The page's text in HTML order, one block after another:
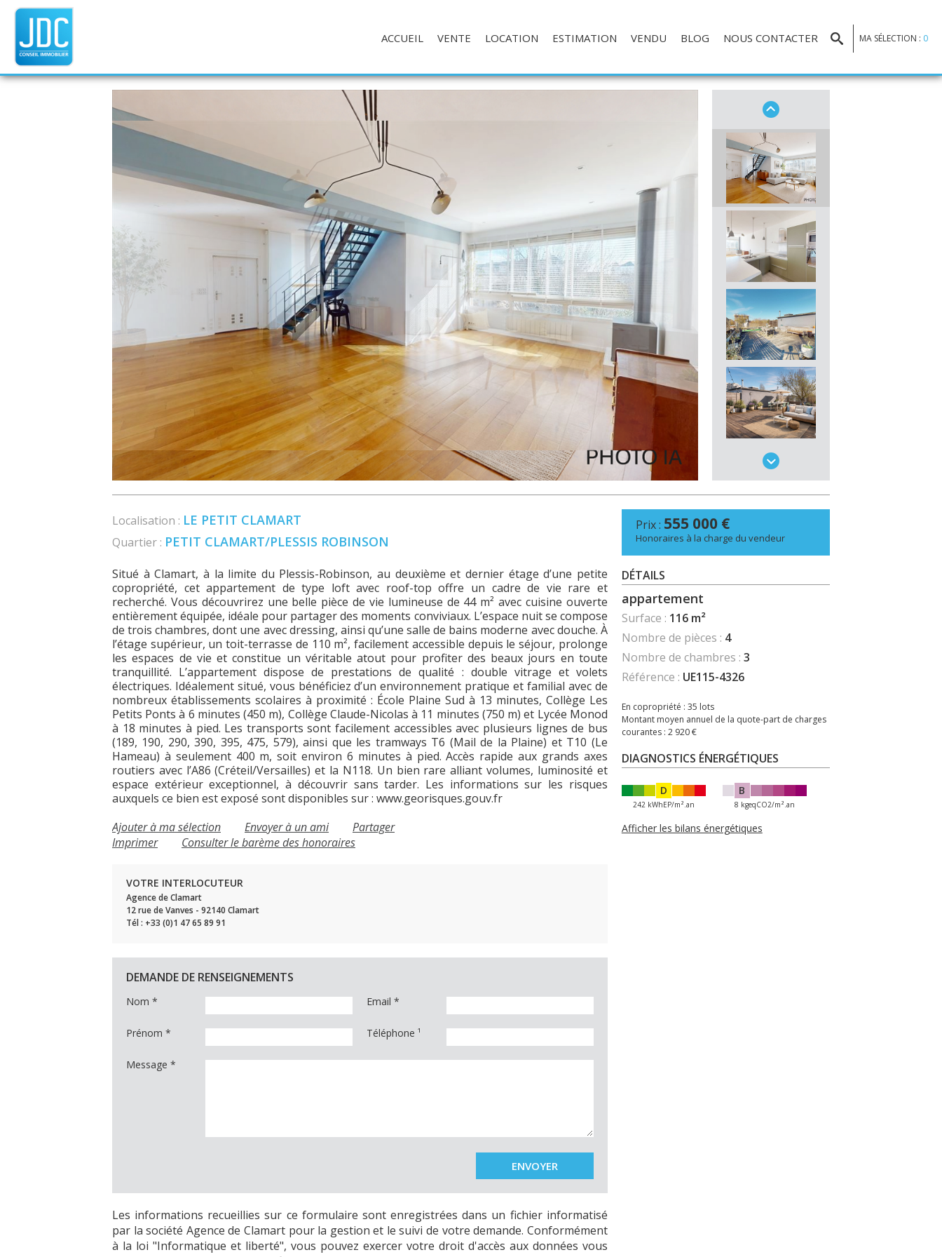
ACCUEIL VENTE LOCATION ESTIMATION VENDU BLOG NOUS CONTACTER MA SÉLECTION : 0
Localisation : LE PETIT CLAMART
Quartier : PETIT CLAMART/PLESSIS ROBINSON
Situé à Clamart, à la limite du Plessis-Robinson, au deuxième et dernier étage d’une petite
copropriété, cet appartement de type loft avec roof-top offre un cadre de vie rare et
recherché. Vous découvrirez une belle pièce de vie lumineuse de 44 m² avec cuisine ouverte
entièrement équipée, idéale pour partager des moments conviviaux. L’espace nuit se compose
de trois chambres, dont une avec dressing, ainsi qu’une salle de bains moderne avec douche. À
l’étage supérieur, un toit-terrasse de 110 m², facilement accessible depuis le séjour, prolonge
les espaces de vie et constitue un véritable atout pour profiter des beaux jours en toute
tranquillité. L’appartement dispose de prestations de qualité : double vitrage et volets
électriques. Idéalement situé, vous bénéficiez d’un environnement pratique et familial avec de
nombreux établissements scolaires à proximité : École Plaine Sud à 13 minutes, Collège Les
Petits Ponts à 6 minutes (450 m), Collège Claude-Nicolas à 11 minutes (750 m) et Lycée Monod
à 18 minutes à pied. Les transports sont facilement accessibles avec plusieurs lignes de bus
(189, 190, 290, 390, 395, 475, 579), ainsi que les tramways T6 (Mail de la Plaine) et T10 (Le
Hameau) à seulement 400 m, soit environ 6 minutes à pied. Accès rapide aux grands axes
routiers avec l’A86 (Créteil/Versailles) et la N118. Un bien rare alliant volumes, luminosité et
espace extérieur exceptionnel, à découvrir sans tarder. Les informations sur les risques
auxquels ce bien est exposé sont disponibles sur : www.georisques.gouv.fr
Ajouter à ma sélection
Envoyer à un ami
Partager
Imprimer
Consulter le barème des honoraires
VOTRE INTERLOCUTEUR
Agence de Clamart
12 rue de Vanves - 92140 Clamart
Tél : +33 (0)1 47 65 89 91
DEMANDE DE RENSEIGNEMENTS
Nom *
Prénom *
Email*
Téléphone ¹
Message *
Les informations recueillies sur ce formulaire sont enregistrées dans un fichier informatisé
par la société Agence de Clamart pour la gestion et le suivi de votre demande. Conformément
à la loi "Informatique et liberté", vous pouvez exercer votre droit d'accès aux données vous
Prix : 555 000 €
Honoraires à la charge du vendeur
DÉTAILS
appartement
Surface : 116 m²
Nombre de pièces : 4
Nombre de chambres : 3
Référence : UE115-4326
En copropriété : 35 lots
Montant moyen annuel de la quote-part de charges
courantes : 2 920 €
DIAGNOSTICS ÉNERGÉTIQUES
D
242 kWhEP/m².an
B
8 kgeqCO2/m².an
Afficher les bilans énergétiques
Cookies management panel